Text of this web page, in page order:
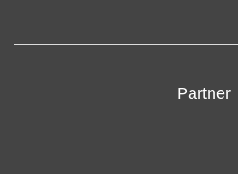
Partner